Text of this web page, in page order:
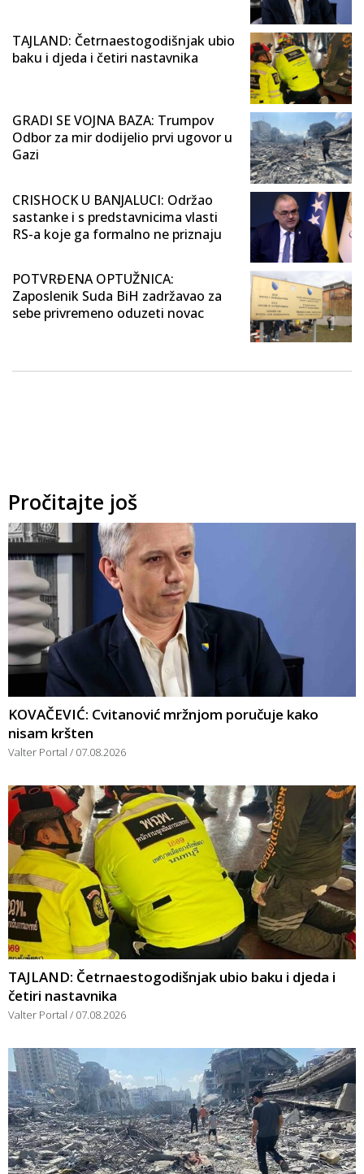
TAJLAND: Četrnaestogodišnjak ubio
baku i djeda i četiri nastavnika
GRADI SE VOJNA BAZA: Trumpov
Odbor za mir dodijelio prvi ugovor u
Gazi
CRISHOCK U BANJALUCI: Održao
sastanke i s predstavnicima vlasti
RS-a koje ga formalno ne priznaju
POTVRĐENA OPTUŽNICA:
Zaposlenik Suda BiH zadržavao za
sebe privremeno oduzeti novac
Pročitajte još
KOVAČEVIĆ: Cvitanović mržnjom poručuje kako
nisam kršten
Valter Portal 07.08.2026
TAJLAND: Četrnaestogodišnjak ubio baku i djeda i
četiri nastavnika
Valter Portal 07.08.2026